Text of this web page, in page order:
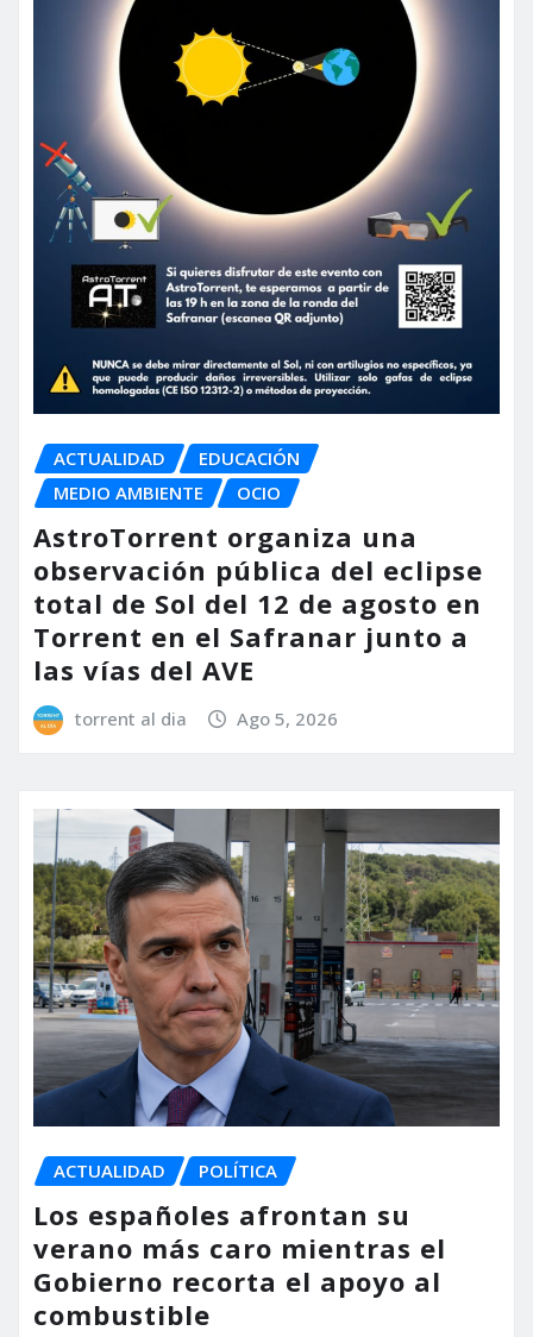
ACTUALIDAD
EDUCACIÓN
MEDIO AMBIENTE
OCIO
AstroTorrent organiza una
observación pública del eclipse
total de Sol del 12 de agosto en
Torrent en el Safranar junto a
las vías del AVE
torrent al dia Ago 5, 2026
ACTUALIDAD POLÍTICA
Los españoles afrontan su
verano más caro mientras el
Gobierno recorta el apoyo al
combustible